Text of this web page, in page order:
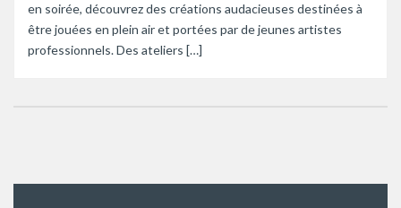
en soirée, découvrez des créations audacieuses destinées à
être jouées en plein air et portées par de jeunes artistes
professionnels. Des ateliers […]